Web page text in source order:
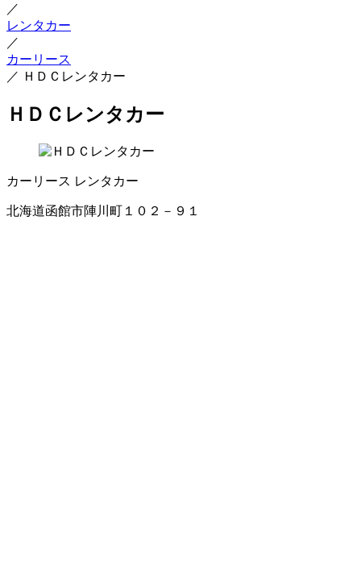
／
レンタカー
／
カーリース
／ ＨＤＣレンタカー
ＨＤＣレンタカー
カーリース レンタカー
北海道函館市陣川町１０２－９１